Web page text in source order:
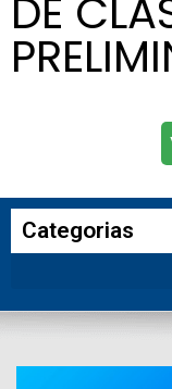
DE
Categorias